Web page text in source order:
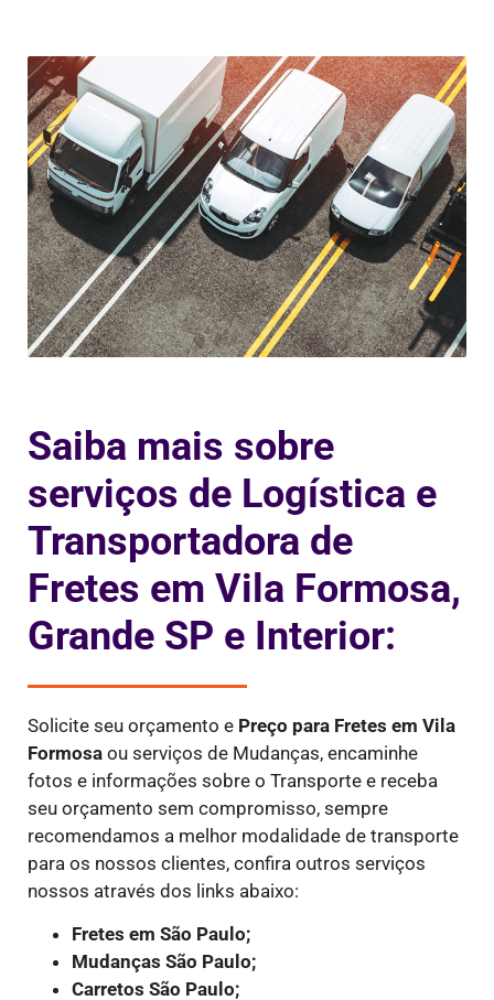
Saiba mais sobre
serviços de Logística e
Transportadora de
Fretes em Vila Formosa,
Grande SP e Interior:
Solicite seu orçamento e Preço para Fretes em Vila
Formosa ou serviços de Mudanças, encaminhe
fotos e informações sobre o Transporte e receba
seu orçamento sem compromisso, sempre
recomendamos a melhor modalidade de transporte
para os nossos clientes, confira outros serviços
nossos através dos links abaixo:
Fretes em São Paulo;
Mudanças São Paulo;
Carretos São Paulo;